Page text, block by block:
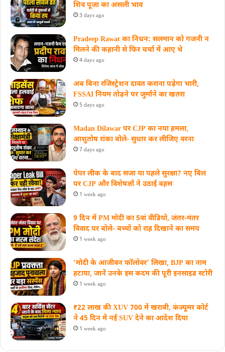
शिव पूजा का असली भाव
3 days ago
Pradeep Rawat का निधन: सलमान को गजनी न
मिलने की कहानी से फिर चर्चा में आए थे
4 days ago
अब बिना रजिस्ट्रेशन दावत कराना पड़ेगा भारी,
FSSAI नियम तोड़ने पर जुर्माने का खतरा
5 days ago
Madan Dilawar पर CJP का नया हमला,
आशुतोष रांका बोले- सुधार कर लीजिए वरना
7 days ago
पेपर लीक के बाद सजा या पहले सुरक्षा? नए बिल
पर CJP और विशेषज्ञों ने उठाई बहस
1 week ago
9 दिन में PM मोदी का 5वां वीडियो, जंतर-मंतर
विवाद पर बोले- बच्चों को राह दिखाने का समय
1 week ago
‘मोदी के आजीवन फॉलोवर’ लिखा, BJP का नाम
हटाया, जानें उनके इस कदम की पूरी इनसाइड स्‍टोरी
1 week ago
₹22 लाख की XUV 700 में खराबी, कंज्यूमर कोर्ट
ने 45 दिन में नई SUV देने का आदेश दिया
1 week ago